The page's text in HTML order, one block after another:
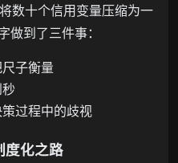
数十个信用变量压缩为一
到了三件事：
子衡量
过程中的歧视
度化之路